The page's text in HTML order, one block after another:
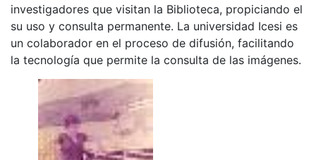
investigadores que visitan la Biblioteca, propiciando el
su uso y consulta permanente. La universidad Icesi es
un colaborador en el proceso de difusión, facilitando
la tecnología que permite la consulta de las imágenes.